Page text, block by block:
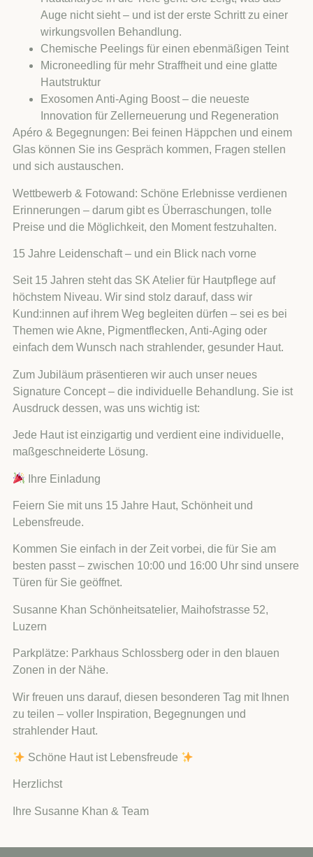
Auge nicht sieht – und ist der erste Schritt zu einer
wirkungsvollen Behandlung.
Chemische Peelings für einen ebenmäßigen Teint
Microneedling für mehr Straffheit und eine glatte
Hautstruktur
Exosomen Anti-Aging Boost – die neueste
Innovation für Zellerneuerung und Regeneration
Apéro & Begegnungen: Bei feinen Häppchen und einem
Glas können Sie ins Gespräch kommen, Fragen stellen
und sich austauschen.
Wettbewerb & Fotowand: Schöne Erlebnisse verdienen
Erinnerungen – darum gibt es Überraschungen, tolle
Preise und die Möglichkeit, den Moment festzuhalten.
15 Jahre Leidenschaft – und ein Blick nach vorne
Seit 15 Jahren steht das SK Atelier für Hautpflege auf
höchstem Niveau. Wir sind stolz darauf, dass wir
Kund:innen auf ihrem Weg begleiten dürfen – sei es bei
Themen wie Akne, Pigmentflecken, Anti-Aging oder
einfach dem Wunsch nach strahlender, gesunder Haut.
Zum Jubiläum präsentieren wir auch unser neues
Signature Concept – die individuelle Behandlung. Sie ist
Ausdruck dessen, was uns wichtig ist:
Jede Haut ist einzigartig und verdient eine individuelle,
maßgeschneiderte Lösung.
Ihre Einladung
Feiern Sie mit uns 15 Jahre Haut, Schönheit und
Lebensfreude.
Kommen Sie einfach in der Zeit vorbei, die für Sie am
besten passt – zwischen 10:00 und 16:00 Uhr sind unsere
Türen für Sie geöffnet.
Susanne Khan Schönheitsatelier, Maihofstrasse 52,
Luzern
Parkplätze: Parkhaus Schlossberg oder in den blauen
Zonen in der Nähe.
Wir freuen uns darauf, diesen besonderen Tag mit Ihnen
zu teilen – voller Inspiration, Begegnungen und
strahlender Haut.
Schöne Haut ist Lebensfreude
Herzlichst
Ihre Susanne Khan & Team